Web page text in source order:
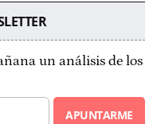
un análisis de los
APUNTARME